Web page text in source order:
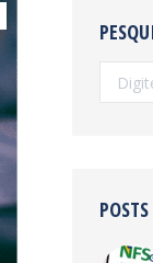
Search: